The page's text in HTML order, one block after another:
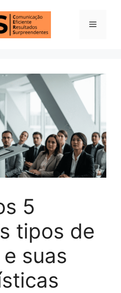
Menu
5
tipos de
suas